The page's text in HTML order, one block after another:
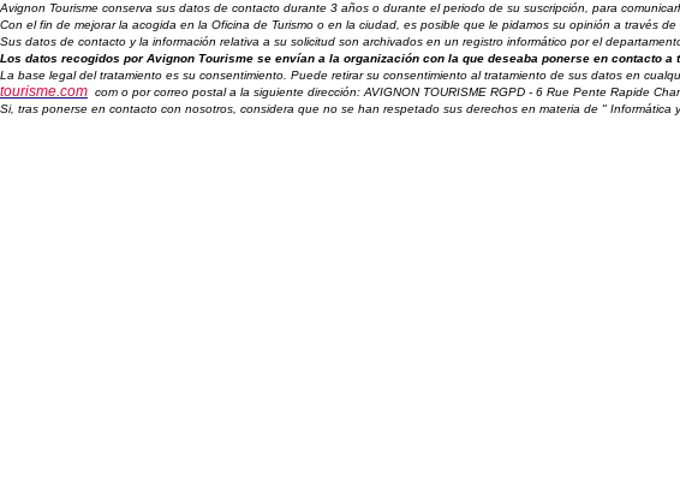
Avignon Tourisme conserva sus datos de contacto durante 3 años o durante el periodo de su suscripción, para
Con el fin de mejorar la acogida en la Oficina de Turismo o en la ciudad, es posible que le pidamos su opinión a través de
Sus datos de contacto y la información relativa a su solicitud son archivados en un registro informático por el
Los datos recogidos por Avignon Tourisme se envían a la organización con la que deseaba ponerse en contacto a
La base legal del tratamiento es su consentimiento. Puede retirar su consentimiento al tratamiento de sus datos en
tourisme.com com o por correo postal a la siguiente dirección: AVIGNON TOURISME RGPD - 6 Rue Pente Rapide
Si, tras ponerse en contacto con nosotros, considera que no se han respetado sus derechos en materia de "